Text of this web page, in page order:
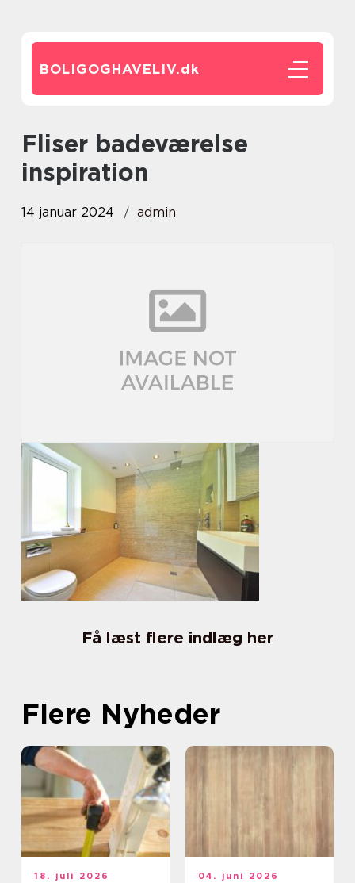
BOLIGOGHAVELIV.dk
fliser badeværelse
inspiration
14 januar 2024 admin
Få læst flere indlæg her
Flere Nyheder
18. juli 2026 04. juni 2026